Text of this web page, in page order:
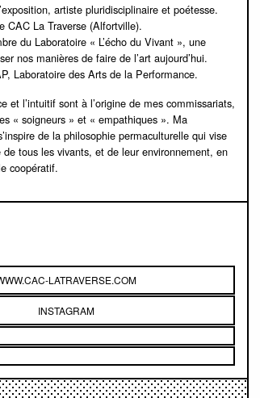
artiste pluridisciplinaire et poétesse.
CAC La Traverse (Alfortville).
du Laboratoire « L’écho du Vivant », une
nos manières de faire de l’art aujourd’hui.
Laboratoire des Arts de la Performance.
et l’intuitif sont à l’origine de mes commissariats,
« soigneurs » et « empathiques ». Ma
de la philosophie permaculturelle qui vise
tous les vivants, et de leur environnement, en
coopératif.
LATRAVERSE.COM
INSTAGRAM